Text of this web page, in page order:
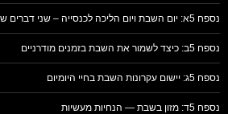
נספח 5א: יום השבת ויום הליכה לכנסייה – שני דברים שונים
נספח 5ב: כיצד לשמור את השבת בזמנים מודרניים
נספח 5ג: יישום עקרונות השבת בחיי היומיום
נספח 5ד: מזון בשבת — הנחיות מעשיות